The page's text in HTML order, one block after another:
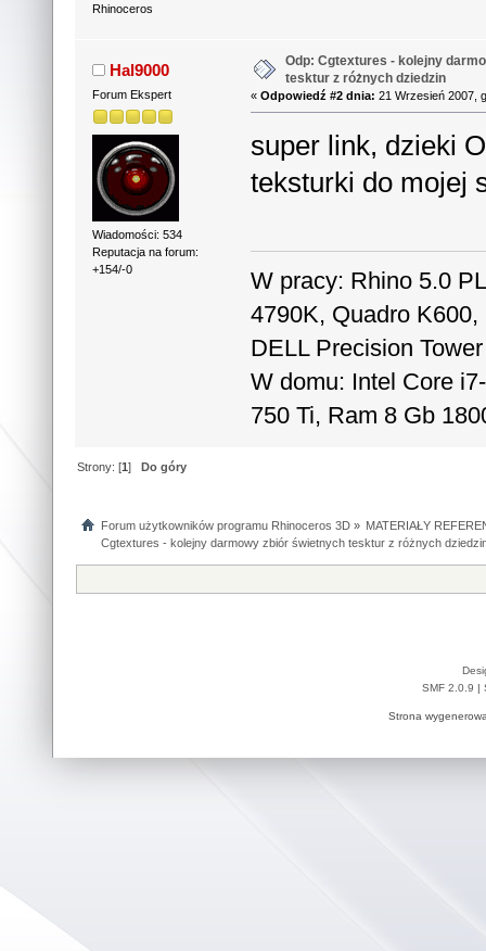
Rhinoceros
Hal9000
Forum Ekspert
Wiadomości: 534
Reputacja na forum:
+154/-0
Odp: Cgtextures - kolejny
tesktur z różnych dziedzin
«Odpowiedź #2 dnia: 21 Wrzesień 2007,
super link, dzieki
teksturki do mojej
W pracy: Rhino 5.0
4790K, Quadro
DELL Precision
W domu: Intel Core
750 Ti, Ram 8 Gb
Strony: [1]Do góry
Forum użytkowników programu Rhinoceros 3D» MATERIAŁY
Cgtextures - kolejny darmowy zbiór świetnych tesktur z różnych
SMF 2.0.9
Strona